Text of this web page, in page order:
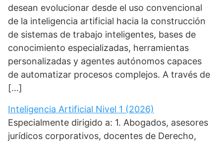
desean evolucionar desde el uso convencional
de la inteligencia artificial hacia la construcción
de sistemas de trabajo inteligentes, bases de
conocimiento especializadas, herramientas
personalizadas y agentes autónomos capaces
de automatizar procesos complejos. A través de
[…]
Inteligencia Artificial Nivel 1 (2026)
Especialmente dirigido a: 1. Abogados, asesores
jurídicos corporativos, docentes de Derecho,